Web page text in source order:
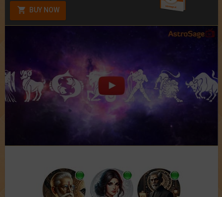
BUY NOW